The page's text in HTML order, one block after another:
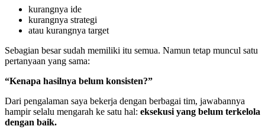
kurangnya ide
kurangnya strategi
atau kurangnya target
Sebagian besar sudah memiliki itu semua. Namun tetap muncul satu
pertanyaan yang sama:
“Kenapa hasilnya belum konsisten?”
Dari pengalaman saya bekerja dengan berbagai tim, jawabannya
hampir selalu mengarah ke satu hal: eksekusi yang belum terkelola
dengan baik.